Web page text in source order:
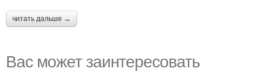
читать дальше →
Вас может заинтересовать